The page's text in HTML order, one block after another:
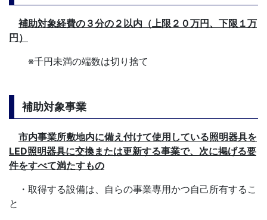
補助対象経費の３分の２以内（上限２０万円、下限１万
円）
※千円未満の端数は切り捨て
補助対象事業
市内事業所敷地内に備え付けて使用している照明器具を
LED照明器具に交換または更新する事業で、次に掲げる要
件をすべて満たすもの
・取得する設備は、自らの事業専用かつ自己所有するこ
と